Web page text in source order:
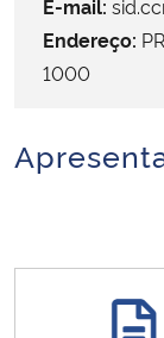
Ministério da Mulher,
Advocacia-Geral da
E-mail:
Endereço:
1000